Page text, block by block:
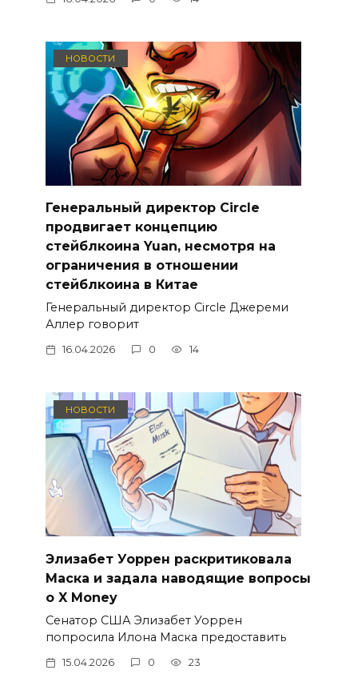
НОВОСТИ
Генеральный директор Circle
продвигает концепцию
стейблкоина Yuan, несмотря на
ограничения в отношении
стейблкоина в Китае
Генеральный директор Circle Джереми
Аллер говорит
16.04.2026 0 14
НОВОСТИ
Элизабет Уоррен раскритиковала
Маска и задала наводящие вопросы
о X Money
Сенатор США Элизабет Уоррен
попросила Илона Маска предоставить
15.04.2026 0 23